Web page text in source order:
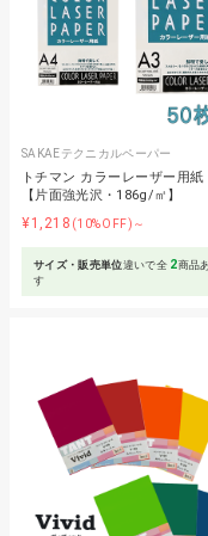
SAKAEテクニカルペーパー
トチマン カラーレーザー用紙
【片面強光沢・186g/㎡】
¥1,218 (10%OFF)～
サイズ・販売単位違いで全 2商品
す